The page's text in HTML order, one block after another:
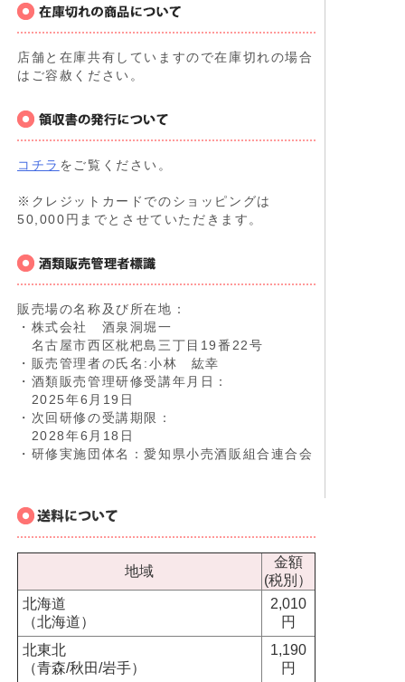
店舗と在庫共有していますので在庫切れの場合
はご容赦ください。
コチラ をご覧ください。
※クレジットカードでのショッピングは
50,000円までとさせていただきます。
販売場の名称及び所在地：
・株式会社 酒泉洞堀一
名古屋市西区枇杷島三丁目19番22号
・販売管理者の氏名:小林 紘幸
・酒類販売管理研修受講年月日：
2025年6月19日
・次回研修の受講期限：
2028年6月18日
・研修実施団体名：愛知県小売酒販組合連合会
地域
金額
(税別）
北海道
（北海道）
2,010
円
北東北
（青森/秋田/岩手）
1,190
円